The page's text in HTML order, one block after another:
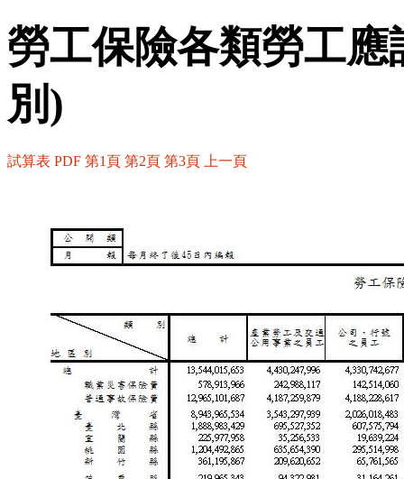
勞工保險各類勞工
別)
試算表 PDF 第1頁 第2頁 第3頁 上一頁